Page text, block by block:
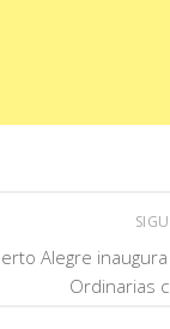
Alegre
Ordinarias